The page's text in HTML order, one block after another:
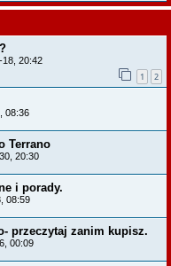
18, 20:42
1 2
08:36
Terrano
20:30
i porady.
08:59
przeczytaj zanim kupisz.
00:09